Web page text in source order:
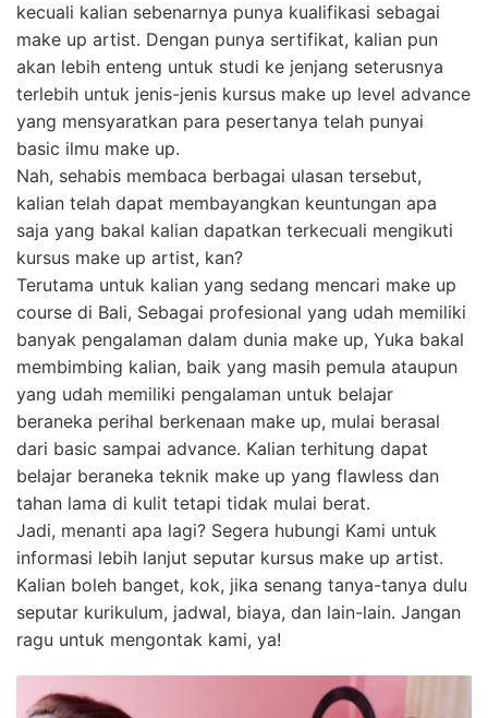
kecuali kalian sebenarnya punya kualifikasi sebagai
make up artist. Dengan punya sertifikat, kalian pun
akan lebih enteng untuk studi ke jenjang seterusnya
terlebih untuk jenis-jenis kursus make up level advance
yang mensyaratkan para pesertanya telah punyai
basic ilmu make up.
Nah, sehabis membaca berbagai ulasan tersebut,
kalian telah dapat membayangkan keuntungan apa
saja yang bakal kalian dapatkan terkecuali mengikuti
kursus make up artist, kan?
Terutama untuk kalian yang sedang mencari make up
course di Bali, Sebagai profesional yang udah memiliki
banyak pengalaman dalam dunia make up, Yuka bakal
membimbing kalian, baik yang masih pemula ataupun
yang udah memiliki pengalaman untuk belajar
beraneka perihal berkenaan make up, mulai berasal
dari basic sampai advance. Kalian terhitung dapat
belajar beraneka teknik make up yang flawless dan
tahan lama di kulit tetapi tidak mulai berat.
Jadi, menanti apa lagi? Segera hubungi Kami untuk
informasi lebih lanjut seputar kursus make up artist.
Kalian boleh banget, kok, jika senang tanya-tanya dulu
seputar kurikulum, jadwal, biaya, dan lain-lain. Jangan
ragu untuk mengontak kami, ya!